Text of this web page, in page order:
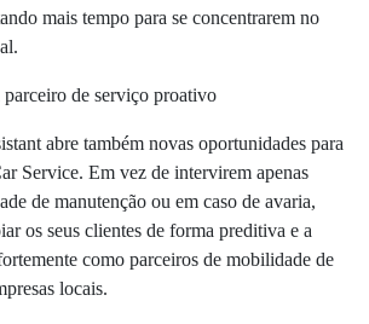
mais tempo para se concentrarem no
de serviço proativo
abre também novas oportunidades para
Service. Em vez de intervirem apenas
de manutenção ou em caso de avaria,
os seus clientes de forma preditiva e a
como parceiros de mobilidade de
locais.